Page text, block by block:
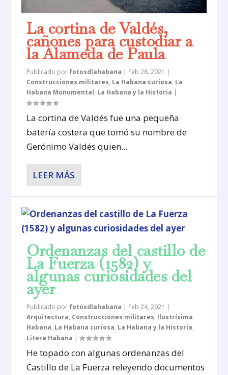
La cortina de Valdés,
cañones para custodiar a
la Alameda de Paula
Publicado por fotosdlahabana | Feb 28, 2021 |
Construcciones militares, La Habana curiosa, La
Habana Monumental, La Habana y la Historia |
La cortina de Valdés fue una pequeña
batería costera que tomó su nombre de
Gerónimo Valdés quien...
LEER MÁS
Ordenanzas del castillo de
La Fuerza (1582) y
algunas curiosidades del
ayer
Publicado por fotosdlahabana | Feb 24, 2021 |
Arquitectura, Construcciones militares, Ilustrísima
Habana, La Habana curiosa, La Habana y la Historia,
Litera Habana |
He topado con algunas ordenanzas del
Castillo de La Fuerza releyendo documentos